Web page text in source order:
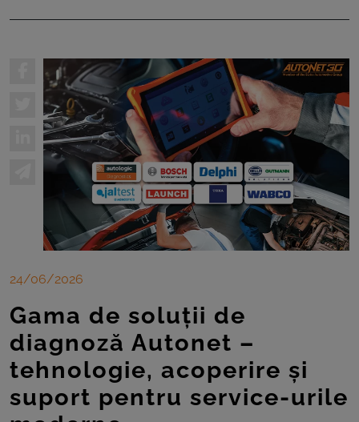
24/06/2026
Gama de soluții de
diagnoză Autonet –
tehnologie, acoperire și
suport pentru service-urile